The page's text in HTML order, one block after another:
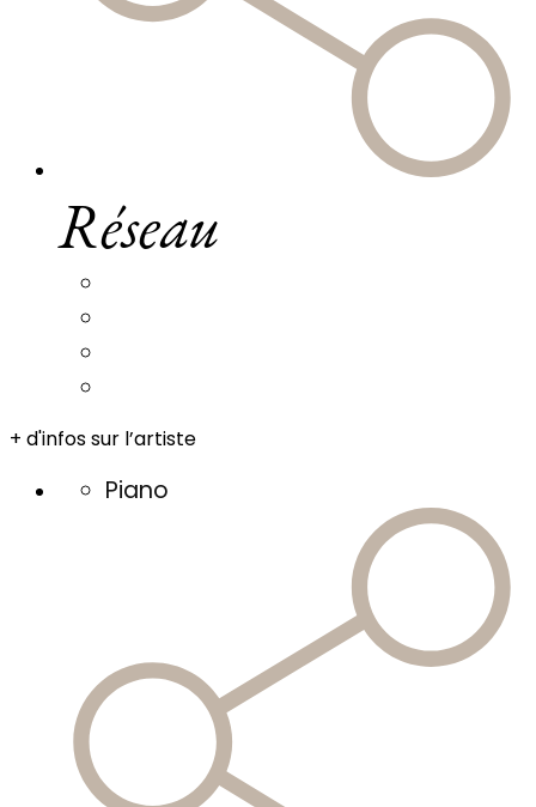
Réseau
+ d'infos sur l’artiste
Piano